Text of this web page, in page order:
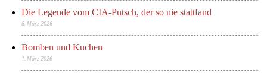
Die Legende vom CIA-Putsch, der so nie stattfand
8. März 2026
Bomben und Kuchen
1. März 2026